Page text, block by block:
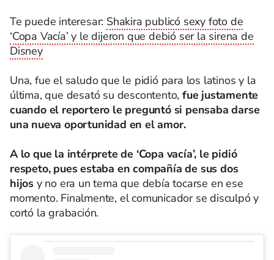
Te puede interesar: Shakira publicó sexy foto de
‘Copa Vacía’ y le dijeron que debió ser la sirena de
Disney
Una, fue el saludo que le pidió para los latinos y la
última, que desató su descontento, fue justamente
cuando el reportero le preguntó si pensaba darse
una nueva oportunidad en el amor.
A lo que la intérprete de ‘Copa vacía’, le pidió
respeto, pues estaba en compañía de sus dos
hijos y no era un tema que debía tocarse en ese
momento. Finalmente, el comunicador se disculpó y
cortó la grabación.